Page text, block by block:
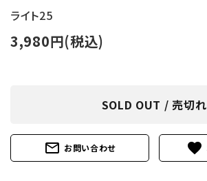
ライト25
3,980円(税込)
SOLD OUT / 売切れ
mail_outline お問い合わせ favorite